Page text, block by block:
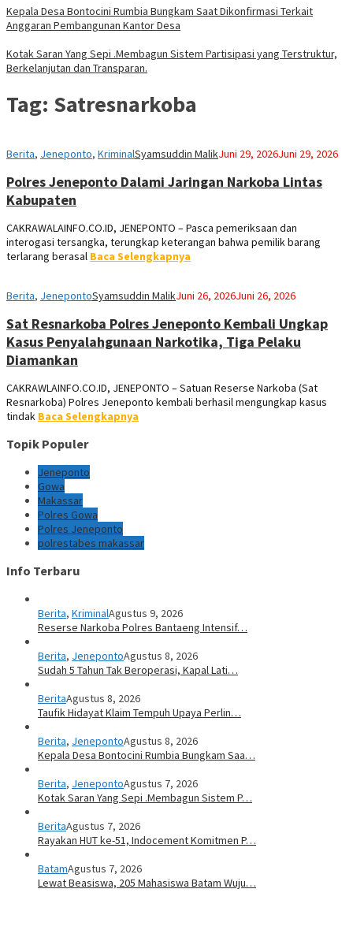
Kepala Desa Bontocini Rumbia Bungkam Saat Dikonfirmasi Terkait
Anggaran Pembangunan Kantor Desa
Kotak Saran Yang Sepi .Membagun Sistem Partisipasi yang Terstruktur,
Berkelanjutan dan Transparan.
Tag: Satresnarkoba
Berita, Jeneponto, KriminalSyamsuddin MalikJuni 29, 2026Juni 29, 2026
Polres Jeneponto Dalami Jaringan Narkoba Lintas
Kabupaten
CAKRAWALAINFO.CO.ID, JENEPONTO – Pasca pemeriksaan dan
interogasi tersangka, terungkap keterangan bahwa pemilik barang
terlarang berasal Baca Selengkapnya
Berita, JenepontoSyamsuddin MalikJuni 26, 2026Juni 26, 2026
Sat Resnarkoba Polres Jeneponto Kembali Ungkap
Kasus Penyalahgunaan Narkotika, Tiga Pelaku
Diamankan
CAKRAWLAINFO.CO.ID, JENEPONTO – Satuan Reserse Narkoba (Sat
Resnarkoba) Polres Jeneponto kembali berhasil mengungkap kasus
tindak Baca Selengkapnya
Topik Populer
Jeneponto
Gowa
Makassar
Polres Gowa
Polres Jeneponto
polrestabes makassar
Info Terbaru
Berita, KriminalAgustus 9, 2026
Reserse Narkoba Polres Bantaeng Intensif…
Berita, JenepontoAgustus 8, 2026
Sudah 5 Tahun Tak Beroperasi, Kapal Lati…
BeritaAgustus 8, 2026
Taufik Hidayat Klaim Tempuh Upaya Perlin…
Berita, JenepontoAgustus 8, 2026
Kepala Desa Bontocini Rumbia Bungkam Saa…
Berita, JenepontoAgustus 7, 2026
Kotak Saran Yang Sepi .Membagun Sistem P…
BeritaAgustus 7, 2026
Rayakan HUT ke-51, Indocement Komitmen P…
BatamAgustus 7, 2026
Lewat Beasiswa, 205 Mahasiswa Batam Wuju…